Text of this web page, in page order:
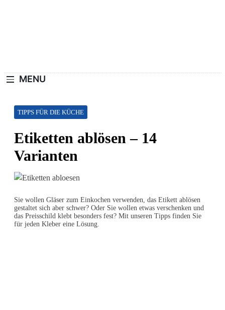
MENU
TIPPS FÜR DIE KÜCHE
Etiketten ablösen – 14
Varianten
Sie wollen Gläser zum Einkochen verwenden, das Etikett ablösen
gestaltet sich aber schwer? Oder Sie wollen etwas verschenken und
das Preisschild klebt besonders fest? Mit unseren Tipps finden Sie
für jeden Kleber eine Lösung.